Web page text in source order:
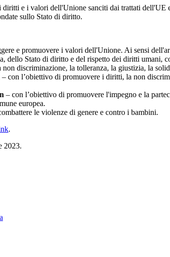
e i valori dell'Unione sanciti dai trattati
sullo Stato di diritto.
e promuovere i valori dell'Unione. Ai sensi
dello Stato di diritto e del rispetto dei diritti umani,
discriminazione, la tolleranza, la giustizia, la
– con l’obiettivo di promuovere i diritti, la non
– con l’obiettivo di promuovere l'impegno e la
europea.
le violenze di genere e contro i bambini.
.
2023.